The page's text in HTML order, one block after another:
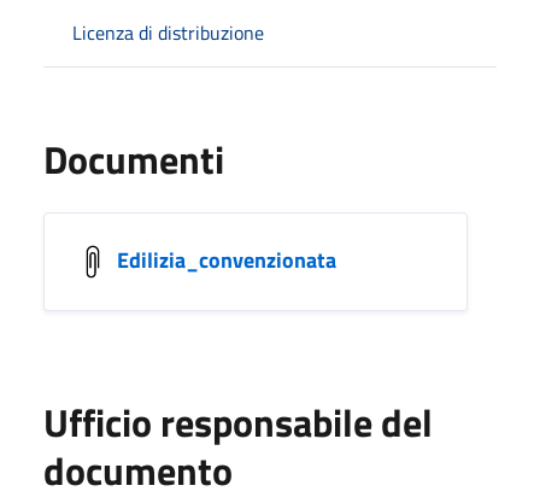
Licenza di distribuzione
Documenti
Edilizia_convenzionata
Ufficio responsabile del
documento